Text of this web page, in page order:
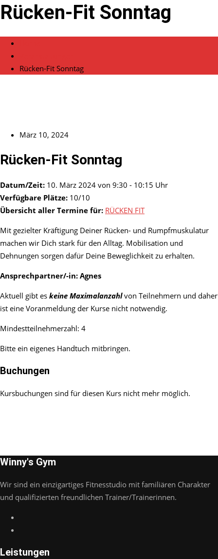
Rücken-Fit Sonntag
Rücken-Fit Sonntag
März 10, 2024
Rücken-Fit Sonntag
Datum/Zeit: 10. März 2024 von 9:30 - 10:15 Uhr
Verfügbare Plätze: 10/10
Übersicht aller Termine für: RÜCKEN FIT
Mit gezielter Kräftigung Deiner Rücken- und Rumpfmuskulatur
machen wir Dich stark für den Alltag. Mobilisation und
Dehnungen sorgen dafür Deine Beweglichkeit zu erhalten.
Ansprechpartner/-in: Agnes
Aktuell gibt es keine Maximalanzahlvon Teilnehmern und daher
ist eine Voranmeldung der Kurse nicht notwendig.
Mindestteilnehmerzahl: 4
Bitte ein eigenes Handtuch mitbringen.
Buchungen
Kursbuchungen sind für diesen Kurs nicht mehr möglich.
Winny's Gym
Wir sind ein einzigartiges Fitnesstudio mit familiären Charakter
und qualifizierten freundlichen Trainer/Trainerinnen.
Leistungen